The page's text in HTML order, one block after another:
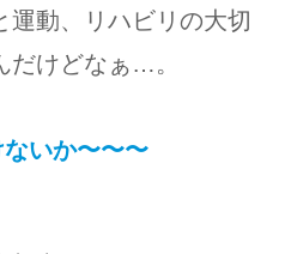
運動、リハビリの大切
だけどなぁ…。
いか〜〜〜